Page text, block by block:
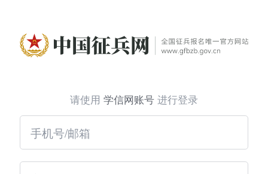
请使用 学信网账号 进行登录